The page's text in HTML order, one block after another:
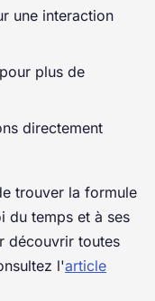
une interaction
plus de
directement
trouver la formule
du temps et à ses
découvrir toutes
l'article